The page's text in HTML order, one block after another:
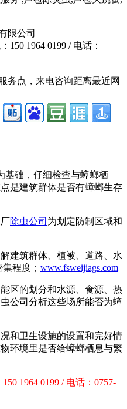
限公司
150 1964 0199 / 电话：
务点，来电咨询距离最近网
基础，仔细检查与蟑螂栖
是建筑群体是否有蟑螂生存
除虫公司 为划定防制区域和
建筑群体、植被、道路、水
程度； www.fsweijiags.com
区的划分和水源、食源、热
公司分析这些场所能否为蟑
和卫生设施的设置和完好情
环境里是否给蟑螂栖息与繁
1964 0199 / 电话：0757-